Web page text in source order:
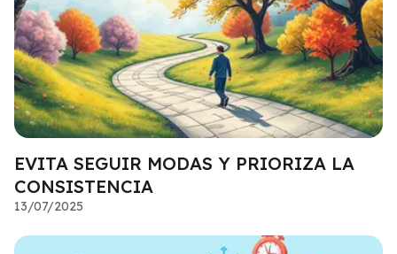
EVITA SEGUIR MODAS Y PRIORIZA LA
CONSISTENCIA
13/07/2025